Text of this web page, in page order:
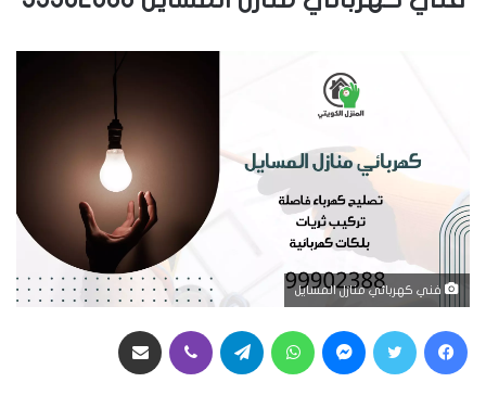
فني كهربائي منازل المسايل